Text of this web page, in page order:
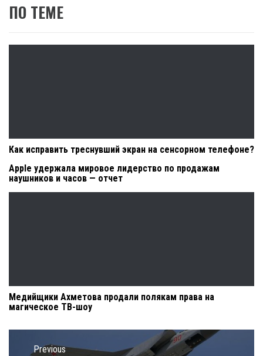
ПО ТЕМЕ
Как исправить треснувший экран на сенсорном телефоне?
Apple удержала мировое лидерство по продажам
наушников и часов — отчет
Медийщики Ахметова продали полякам права на
магическое ТВ-шоу
Навигация
Previous